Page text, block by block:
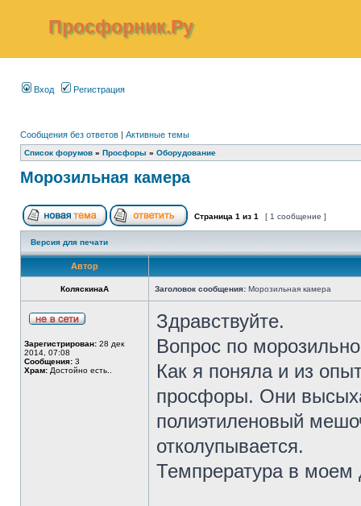
Просфорник.Ру
Вход Регистрация
Сообщения без ответов | Активные темы
Список форумов » Просфоры » Оборудование
Морозильная камера
Страница 1 из 1 [ 1 сообщение ]
Версия для печати
Автор
КоляскинаА Заголовок сообщения: Морозильная камера
Зарегистрирован: 28 дек
2014, 07:08
Сообщения: 3
Храм: Достойно есть..
Здравствуйте.
Вопрос по
Как я поняла и из
просфоры. Они
полиэтиленовый
отколупывается.
Темпрература в